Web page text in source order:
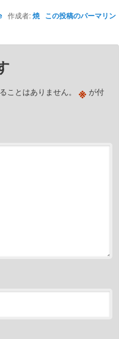
作成者:焼 この投稿のパーマリン
ことはありません。 ※ が付